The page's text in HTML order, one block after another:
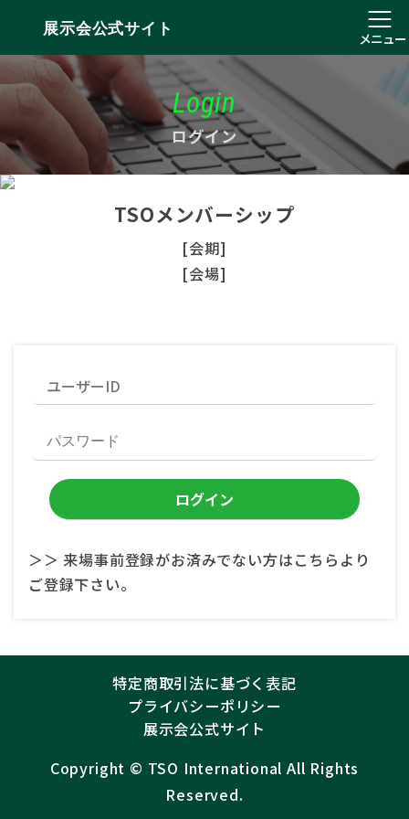
展示会公式サイト
メニュー
Login
ログイン
TSOメンバーシップ
[会期]
[会場]
＞＞ 来場事前登録がお済みでない方はこちらより
ご登録下さい。
特定商取引法に基づく表記
プライバシーポリシー
展示会公式サイト
Copyright ©︎ TSO International All Rights
Reserved.